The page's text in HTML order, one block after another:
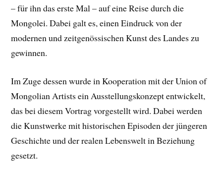
– für ihn das erste Mal – auf eine Reise durch die
Mongolei. Dabei galt es, einen Eindruck von der
modernen und zeitgenössischen Kunst des Landes zu
gewinnen.
Im Zuge dessen wurde in Kooperation mit der Union of
Mongolian Artists ein Ausstellungskonzept entwickelt,
das bei diesem Vortrag vorgestellt wird. Dabei werden
die Kunstwerke mit historischen Episoden der jüngeren
Geschichte und der realen Lebenswelt in Beziehung
gesetzt.